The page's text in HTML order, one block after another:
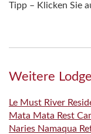
Tipp – Klicken Sie
Weitere
Le Must River
Mata Mata Rest
Naries Namaqua